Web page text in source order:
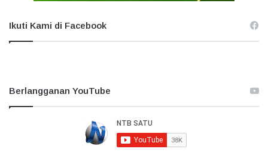
Ikuti Kami di Facebook
Berlangganan YouTube